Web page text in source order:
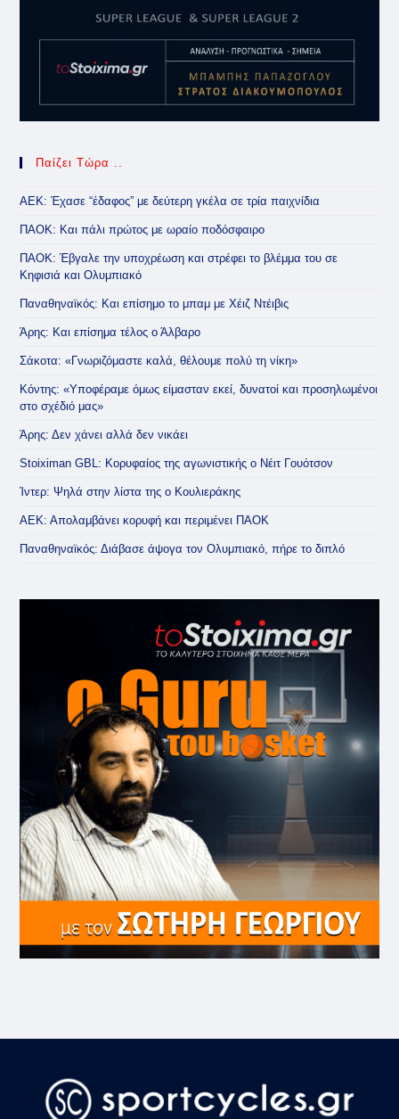
Παίζει Τώρα ..
ΑΕΚ: Έχασε “έδαφος” με δεύτερη γκέλα σε τρία παιχνίδια
ΠΑΟΚ: Και πάλι πρώτος με ωραίο ποδόσφαιρο
ΠΑΟΚ: Έβγαλε την υποχρέωση και στρέφει το βλέμμα του σε
Κηφισιά και Ολυμπιακό
Παναθηναϊκός: Και επίσημο το μπαμ με Χέιζ Ντέιβις
Άρης: Και επίσημα τέλος ο Άλβαρο
Σάκοτα: «Γνωριζόμαστε καλά, θέλουμε πολύ τη νίκη»
Κόντης: «Υποφέραμε όμως είμασταν εκεί, δυνατοί και προσηλωμένοι
στο σχέδιό μας»
Άρης: Δεν χάνει αλλά δεν νικάει
Stoiximan GBL: Κορυφαίος της αγωνιστικής ο Νέιτ Γουότσον
Ίντερ: Ψηλά στην λίστα της ο Κουλιεράκης
ΑΕΚ: Απολαμβάνει κορυφή και περιμένει ΠΑΟΚ
Παναθηναϊκός: Διάβασε άψογα τον Ολυμπιακό, πήρε το διπλό